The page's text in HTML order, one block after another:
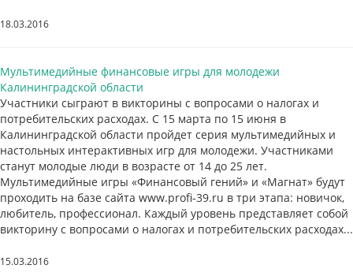
18.03.2016
Мультимедийные финансовые игры для молодежи
Калининградской области
Участники сыграют в викторины с вопросами о налогах и
потребительских расходах. С 15 марта по 15 июня в
Калининградской области пройдет серия мультимедийных и
настольных интерактивных игр для молодежи. Участниками
станут молодые люди в возрасте от 14 до 25 лет.
Мультимедийные игры «Финансовый гений» и «Магнат» будут
проходить на базе сайта www.profi-39.ru в три этапа: новичок,
любитель, профессионал. Каждый уровень представляет собой
викторину с вопросами о налогах и потребительских расходах...
15.03.2016